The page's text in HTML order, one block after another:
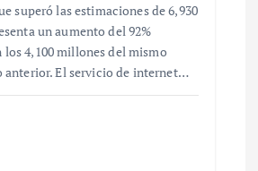
superó las estimaciones de 6,930
un aumento del 92%
los 4,100 millones del mismo
anterior. El servicio de internet…